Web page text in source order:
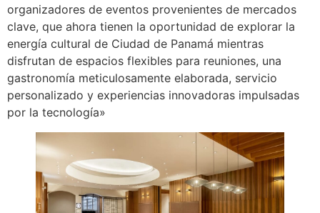
organizadores de eventos provenientes de mercados
clave, que ahora tienen la oportunidad de explorar la
energía cultural de Ciudad de Panamá mientras
disfrutan de espacios flexibles para reuniones, una
gastronomía meticulosamente elaborada, servicio
personalizado y experiencias innovadoras impulsadas
por la tecnología»